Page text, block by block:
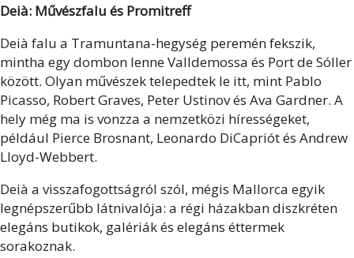
Deià: Művészfalu és Promitreff
Deià falu a Tramuntana-hegység peremén fekszik,
mintha egy dombon lenne Valldemossa és Port de Sóller
között. Olyan művészek telepedtek le itt, mint Pablo
Picasso, Robert Graves, Peter Ustinov és Ava Gardner. A
hely még ma is vonzza a nemzetközi hírességeket,
például Pierce Brosnant, Leonardo DiCapriót és Andrew
Lloyd-Webbert.
Deià a visszafogottságról szól, mégis Mallorca egyik
legnépszerűbb látnivalója: a régi házakban diszkréten
elegáns butikok, galériák és elegáns éttermek
sorakoznak.